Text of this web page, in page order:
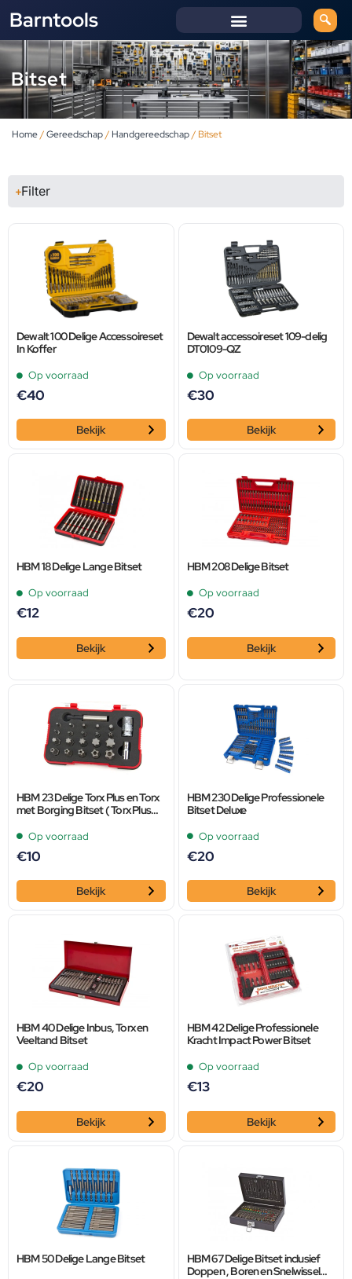
Barntools
Bitset
Home/Gereedschap/ Handgereedschap/ Bitset
Filter
Dewalt 100 Delige Accessoireset
In Koffer
Op voorraad
€40
Bekijk
Dewalt accessoireset 109-delig
DT0109-QZ
Op voorraad
€30
Bekijk
HBM 18 Delige Lange Bitset
Op voorraad
€12
Bekijk
HBM 208 Delige Bitset
Op voorraad
€20
Bekijk
HBM 23 Delige Torx Plus en Torx
met Borging Bitset ( Torx Plus
Op voorraad
€10
Bekijk
HBM 230 Delige Professionele
Bitset Deluxe
Op voorraad
€20
Bekijk
HBM 40 Delige Inbus, Torx en
Veeltand Bitset
Op voorraad
€20
Bekijk
HBM 42 Delige Professionele
Kracht Impact Power Bitset
Op voorraad
€13
Bekijk
HBM 50 Delige Lange Bitset
HBM 67 Delige Bitset inclusief
Doppen , Boren en Snelwissel